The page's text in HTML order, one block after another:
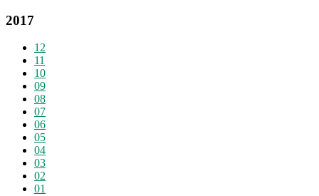
2017
12
11
10
09
08
07
06
05
04
03
02
01